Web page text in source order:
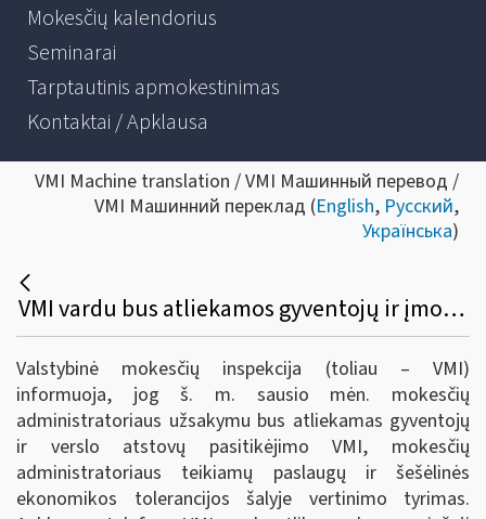
Mokesčių kalendorius
Seminarai
Tarptautinis apmokestinimas
Kontaktai / Apklausa
VMI Machine translation / VMI Машинный перевод /
VMI Машинний переклад (English, Русский,
Українська)
VMI vardu bus atliekamos gyventojų ir įmonių apklausos
Valstybinė mokesčių inspekcija (toliau – VMI)
informuoja, jog š. m. sausio mėn. mokesčių
administratoriaus užsakymu bus atliekamas gyventojų
ir verslo atstovų pasitikėjimo VMI, mokesčių
administratoriaus teikiamų paslaugų ir šešėlinės
ekonomikos tolerancijos šalyje vertinimo tyrimas.